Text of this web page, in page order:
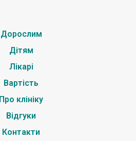
Дорослим
Дітям
Лікарі
Вартість
Про клініку
Відгуки
Контакти